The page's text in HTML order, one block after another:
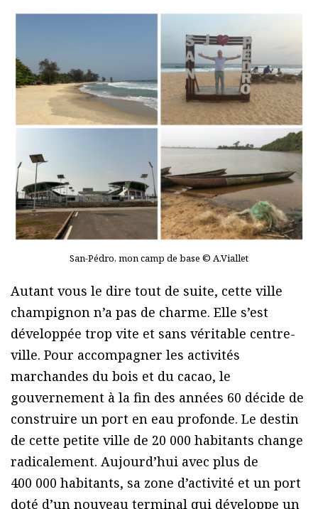
San-Pédro, mon camp de base © A.Viallet
Autant vous le dire tout de suite, cette ville
champignon n’a pas de charme. Elle s’est
développée trop vite et sans véritable centre-
ville. Pour accompagner les activités
marchandes du bois et du cacao, le
gouvernement à la fin des années 60 décide de
construire un port en eau profonde. Le destin
de cette petite ville de 20 000 habitants change
radicalement. Aujourd’hui avec plus de
400 000 habitants, sa zone d’activité et un port
doté d’un nouveau terminal qui développe un